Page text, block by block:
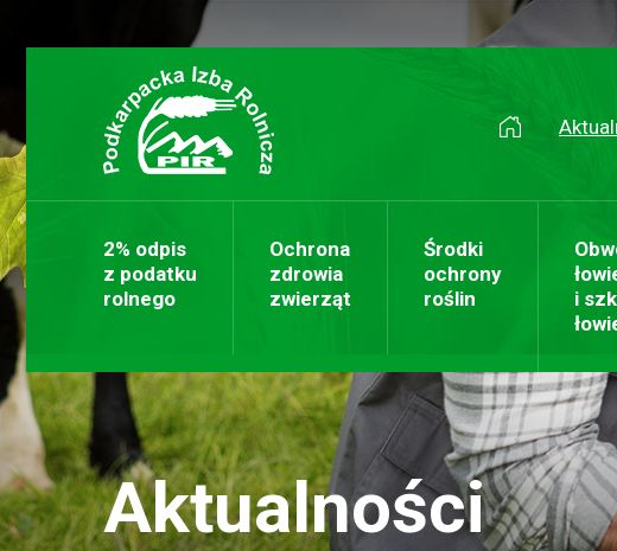
2% odpis
z podatku
rolnego
Ochrona
zdrowia
zwierząt
Środki
ochrony
roślin
i
Aktualności